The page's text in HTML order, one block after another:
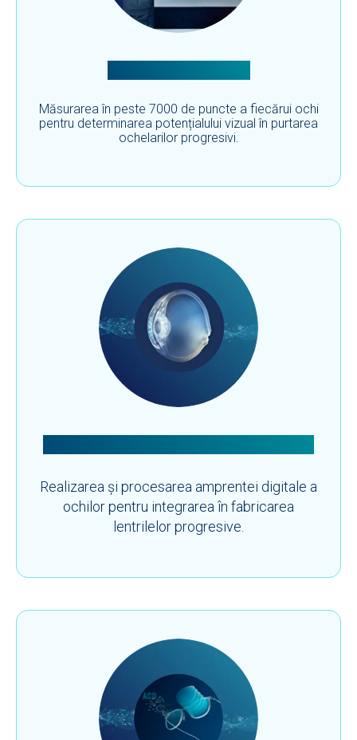
Măsurarea în peste 7000 de puncte a fiecărui ochi
pentru determinarea potențialului vizual în purtarea
ochelarilor progresivi.
Realizarea și procesarea amprentei digitale a
ochilor pentru integrarea în fabricarea
lentrilelor progresive.